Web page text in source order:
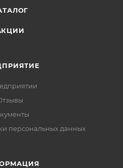
персональных данных